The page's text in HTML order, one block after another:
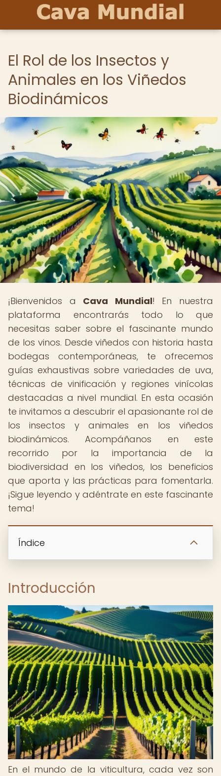
El Rol de los Insectos y
Animales en los Viñedos
Biodinámicos
¡Bienvenidos a Cava Mundial! En nuestra
plataforma encontrarás todo lo que
necesitas saber sobre el fascinante mundo
de los vinos. Desde viñedos con historia hasta
bodegas contemporáneas, te ofrecemos
guías exhaustivas sobre variedades de uva,
técnicas de vinificación y regiones vinícolas
destacadas a nivel mundial. En esta ocasión
te invitamos a descubrir el apasionante rol de
los insectos y animales en los viñedos
biodinámicos. Acompáñanos en este
recorrido por la importancia de la
biodiversidad en los viñedos, los beneficios
que aporta y las prácticas para fomentarla.
¡Sigue leyendo y adéntrate en este fascinante
tema!
Índice
Introducción
En el mundo de la viticultura, cada vez son